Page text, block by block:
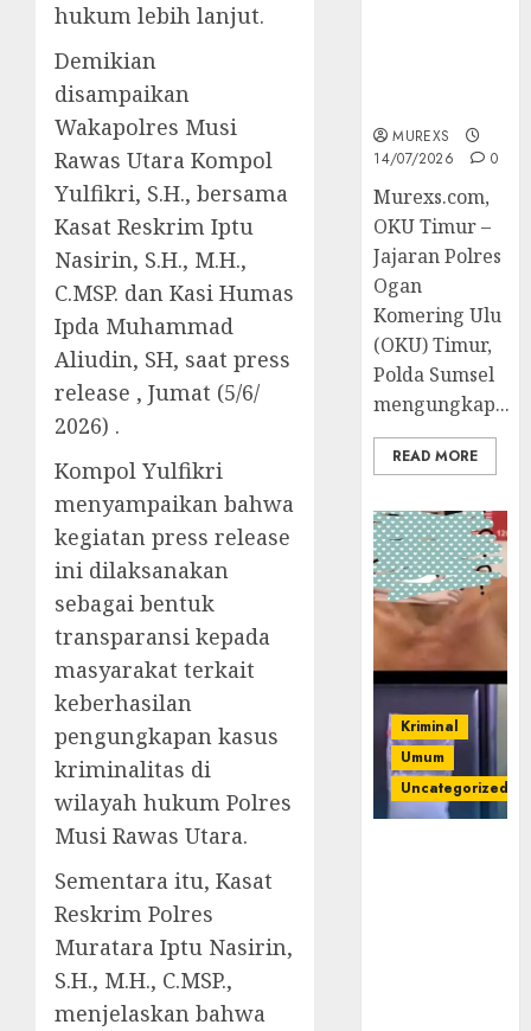
hukum lebih lanjut.
Demikian
disampaikan
Wakapolres Musi
Rawas Utara Kompol
Yulfikri, S.H., bersama
Kasat Reskrim Iptu
Nasirin, S.H., M.H.,
C.MSP. dan Kasi Humas
Ipda Muhammad
Aliudin, SH, saat press
release , Jumat (5/6/
2026) .
Kompol Yulfikri
menyampaikan bahwa
kegiatan press release
ini dilaksanakan
sebagai bentuk
transparansi kepada
masyarakat terkait
keberhasilan
pengungkapan kasus
kriminalitas di
wilayah hukum Polres
Musi Rawas Utara.
Sementara itu, Kasat
Reskrim Polres
Muratara Iptu Nasirin,
S.H., M.H., C.MSP.,
menjelaskan bahwa
MUREXS
14/07/2026
0
Murexs.com,
OKU Timur –
Jajaran Polres
Ogan
Komering Ulu
(OKU) Timur,
Polda Sumsel
mengungkap...
READ MORE
Kriminal
Umum
Uncategorized